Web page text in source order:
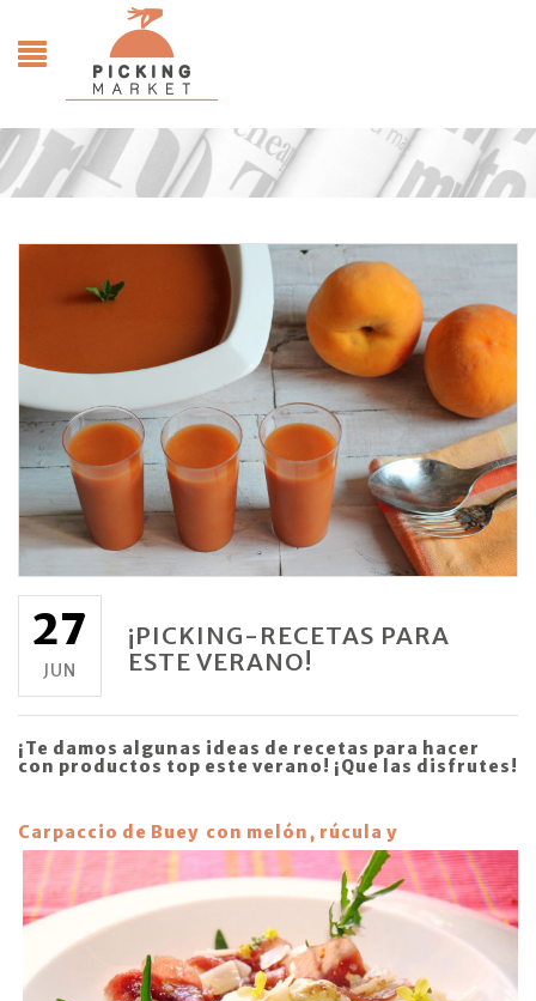
27
JUN
¡PICKING-RECETAS PARA
ESTE VERANO!
¡Te damos algunas ideas de recetas para hacer
con productos top este verano! ¡Que las disfrutes!
Carpaccio de Buey con melón, rúcula y